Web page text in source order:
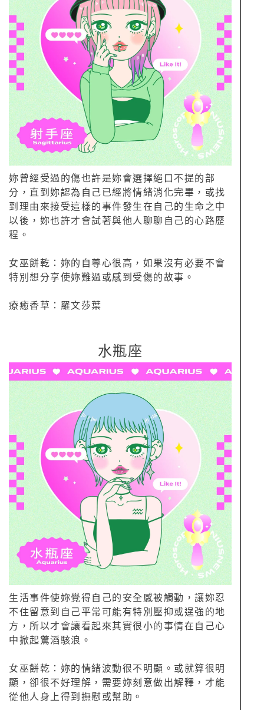
妳曾經受過的傷也許是妳會選擇絕口不提的部
分，直到妳認為自己已經將情緒消化完畢，或找
到理由來接受這樣的事件發生在自己的生命之中
以後，妳也許才會試著與他人聊聊自己的心路歷
程。
女巫餅乾：妳的自尊心很高，如果沒有必要不會
特別想分享使妳難過或感到受傷的故事。
療癒香草：羅文莎葉
水瓶座
生活事件使妳覺得自己的安全感被觸動，讓妳忍
不住留意到自己平常可能有特別壓抑或逞強的地
方，所以才會讓看起來其實很小的事情在自己心
中掀起驚滔駭浪。
女巫餅乾：妳的情緒波動很不明顯。或就算很明
顯，卻很不好理解，需要妳刻意做出解釋，才能
從他人身上得到撫慰或幫助。